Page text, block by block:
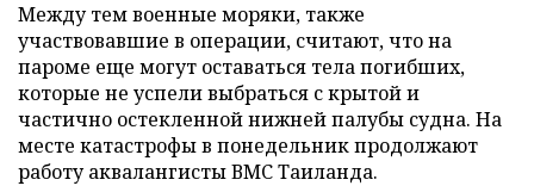
Между тем военные моряки, также
участвовавшие в операции, считают, что на
пароме еще могут оставаться тела погибших,
которые не успели выбраться с крытой и
частично остекленной нижней палубы судна. На
месте катастрофы в понедельник продолжают
работу аквалангисты ВМС Таиланда.